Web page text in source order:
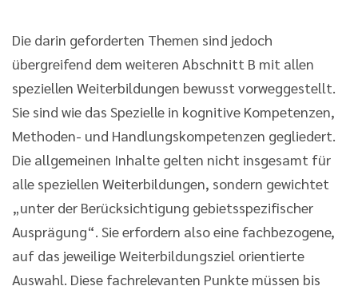
Die darin geforderten Themen sind jedoch
übergreifend dem weiteren Abschnitt B mit allen
speziellen Weiterbildungen bewusst vorweggestellt.
Sie sind wie das Spezielle in kognitive Kompetenzen,
Methoden- und Handlungskompetenzen gegliedert.
Die allgemeinen Inhalte gelten nicht insgesamt für
alle speziellen Weiterbildungen, sondern gewichtet
„unter der Berücksichtigung gebietsspezifischer
Ausprägung“. Sie erfordern also eine fachbezogene,
auf das jeweilige Weiterbildungsziel orientierte
Auswahl. Diese fachrelevanten Punkte müssen bis